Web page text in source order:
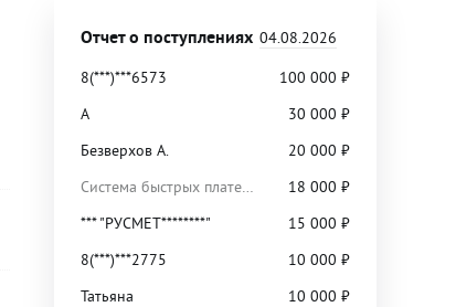
Отчет о поступлениях 04.08.2026
8(***)***6573
100 000 ₽
А
30 000 ₽
Безверхов А.
20 000 ₽
Система быстрых платежей
18 000 ₽
*** "РУСМЕТ********"
15 000 ₽
8(***)***2775
10 000 ₽
Татьяна
10 000 ₽